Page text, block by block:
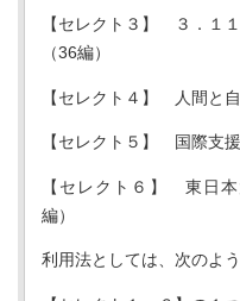
【セレクト３】 ３．１
（36編）
【セレクト４】 人間と
【セレクト５】 国際支
【セレクト６】 東日
編）
利用法としては、次のよ